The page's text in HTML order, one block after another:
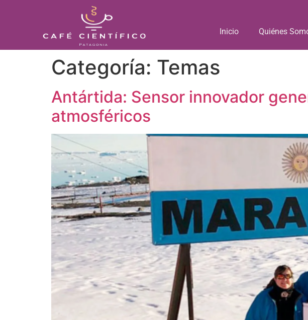
Inicio Quiénes
Categoría: Temas
Antártida: Sensor innovador
atmosféricos